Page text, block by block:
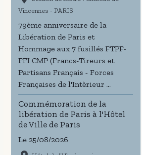
Vincennes - PARIS
79ème anniversaire de la
Libération de Paris et
Hommage aux 7 fusillés FTPF-
FFI CMP (Francs-Tireurs et
Partisans Français - Forces
Françaises de l'Intèrieur ...
Commémoration de la
libération de Paris à l'Hôtel
de Ville de Paris
Le 25/08/2026